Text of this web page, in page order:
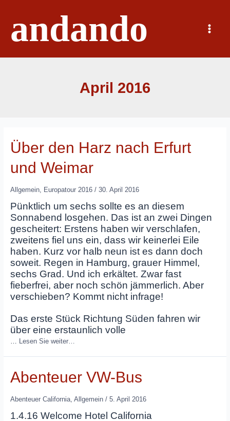
springenandando
Main
Menu
April 2016
Über den Harz nach Erfurt
und Weimar
Allgemein, Europatour 2016/ 30. April 2016
Pünktlich um sechs sollte es an diesem
Sonnabend losgehen. Das ist an zwei Dingen
gescheitert: Erstens haben wir verschlafen,
zweitens fiel uns ein, dass wir keinerlei Eile
haben. Kurz vor halb neun ist es dann doch
soweit. Regen in Hamburg, grauer Himmel,
sechs Grad. Und ich erkältet. Zwar fast
fieberfrei, aber noch schön jämmerlich. Aber
verschieben? Kommt nicht infrage!
Das erste Stück Richtung Süden fahren wir
über eine erstaunlich volle
Lesen Sie weiter…
Abenteuer VW-Bus
Abenteuer California, Allgemein/ 5. April 2016
1.4.16 Welcome Hotel California